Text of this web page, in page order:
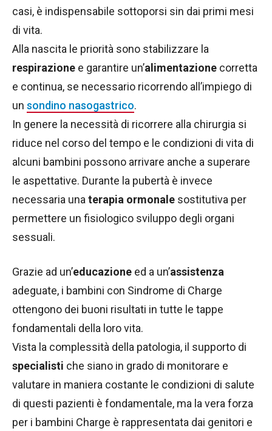
casi, è indispensabile sottoporsi sin dai primi mesi
di vita.
Alla nascita le priorità sono stabilizzare la
respirazione e garantire un’alimentazione corretta
e continua, se necessario ricorrendo all’impiego di
un sondino nasogastrico.
In genere la necessità di ricorrere alla chirurgia si
riduce nel corso del tempo e le condizioni di vita di
alcuni bambini possono arrivare anche a superare
le aspettative. Durante la pubertà è invece
necessaria unaterapia ormonale sostitutiva per
permettere un fisiologico sviluppo degli organi
sessuali.
Grazie ad un’educazione ed a un’assistenza
adeguate, i bambini con Sindrome di Charge
ottengono dei buoni risultati in tutte le tappe
fondamentali della loro vita.
Vista la complessità della patologia, il supporto di
specialisti che siano in grado di monitorare e
valutare in maniera costante le condizioni di salute
di questi pazienti è fondamentale, ma la vera forza
per i bambini Charge è rappresentata dai genitori e